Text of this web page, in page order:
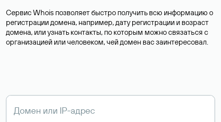
Сервис Whois позволяет быстро получить всю информацию о
регистрации домена, например, дату регистрации и возраст
домена, или узнать контакты, по которым можно связаться с
организацией или человеком, чей домен вас заинтересовал.